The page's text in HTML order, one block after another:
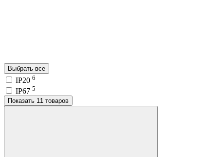
Выбрать все
IP20 6
IP67 5
Показать 11 товаров